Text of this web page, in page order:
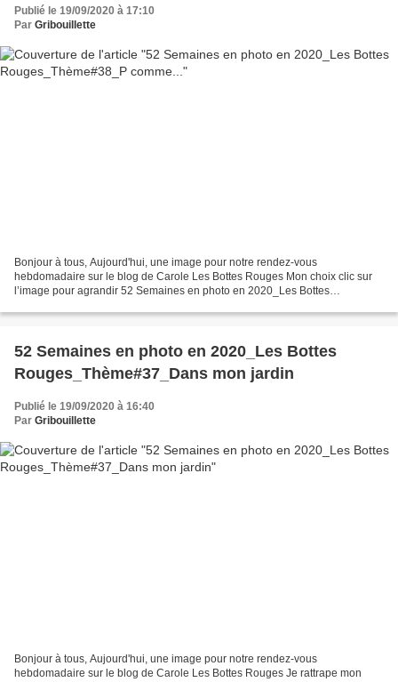
Publié le 19/09/2020 à 17:10
Par Gribouillette
Bonjour à tous, Aujourd'hui, une image pour notre rendez-vous
hebdomadaire sur le blog de Carole Les Bottes Rouges Mon choix clic sur
l’image pour agrandir 52 Semaines en photo en 2020_Les Bottes
52 Semaines en photo en 2020_Les Bottes
Rouges_Thème#37_Dans mon jardin
Publié le 19/09/2020 à 16:40
Par Gribouillette
Bonjour à tous, Aujourd'hui, une image pour notre rendez-vous
hebdomadaire sur le blog de Carole Les Bottes Rouges Je rattrape mon